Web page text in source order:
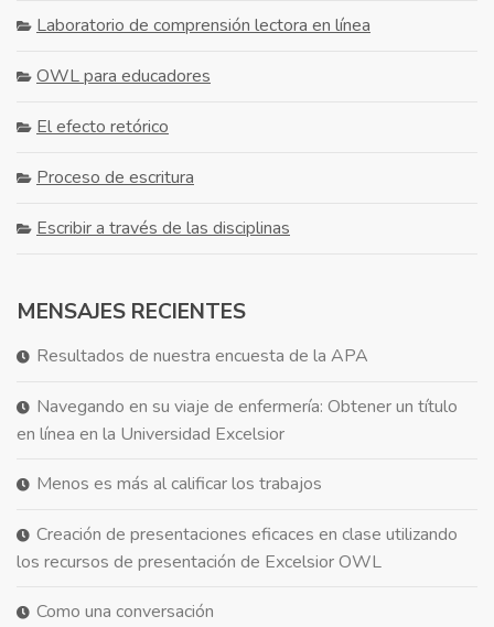
Laboratorio de comprensión lectora en línea
OWL para educadores
El efecto retórico
Proceso de escritura
Escribir a través de las disciplinas
MENSAJES RECIENTES
Resultados de nuestra encuesta de la APA
Navegando en su viaje de enfermería: Obtener un título
en línea en la Universidad Excelsior
Menos es más al calificar los trabajos
Creación de presentaciones eficaces en clase utilizando
los recursos de presentación de Excelsior OWL
Como una conversación